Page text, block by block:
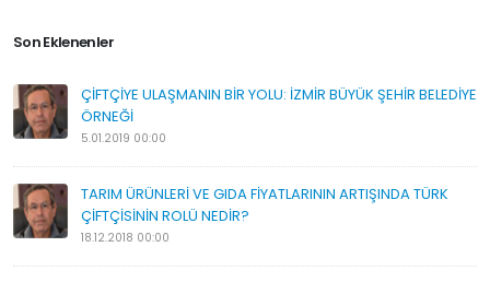
Son Eklenenler
ÇİFTÇİYE ULAŞMANIN BİR YOLU: İZMİR BÜYÜK ŞEHİR BELEDİYE
ÖRNEĞİ
5.01.2019 00:00
TARIM ÜRÜNLERİ VE GIDA FİYATLARININ ARTIŞINDA TÜRK
ÇİFTÇİSİNİN ROLÜ NEDİR?
18.12.2018 00:00